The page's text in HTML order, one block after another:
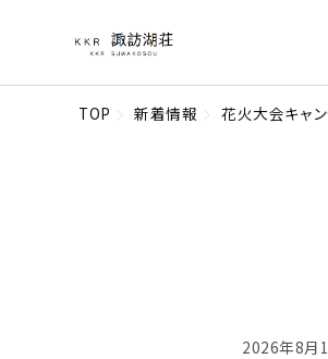
TOP 新着情報 花火大会キャ
2026年8月